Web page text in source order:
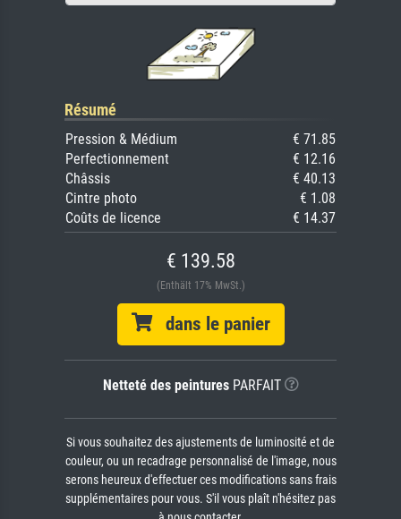
Résumé
Pression & Médium
€ 71.85
Perfectionnement
€ 12.16
Châssis
€ 40.13
Cintre photo
€ 1.08
Coûts de licence
€ 14.37
€ 139.58
(Enthält 17% MwSt.)
dans le panier
Netteté des peinturesPARFAIT
Si vous souhaitez des ajustements de luminosité et de
couleur, ou un recadrage personnalisé de l'image, nous
serons heureux d'effectuer ces modifications sans frais
supplémentaires pour vous. S'il vous plaît n'hésitez pas